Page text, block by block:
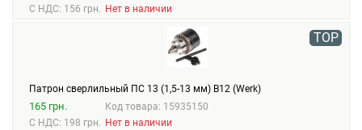
С НДС: 156 грн. Нет в наличии
TOP
Патрон сверлильный ПС 13 (1,5-13 мм) В12 (Werk)
165 грн.
С НДС: 198 грн.
Код товара: 15935150
Нет в наличии